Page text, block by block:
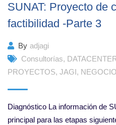
SUNAT: Proyecto de
factibilidad -Parte 3
By adjagi
Consultorías,
PROYECTOS, JAGI,
Diagnóstico La información de
principal para las etapas